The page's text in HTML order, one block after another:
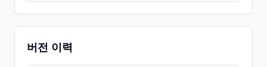
버전 이력